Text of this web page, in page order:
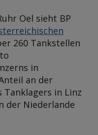
Oel sieht BP
260 Tankstellen
in
an der
in Linz
der Niederlande